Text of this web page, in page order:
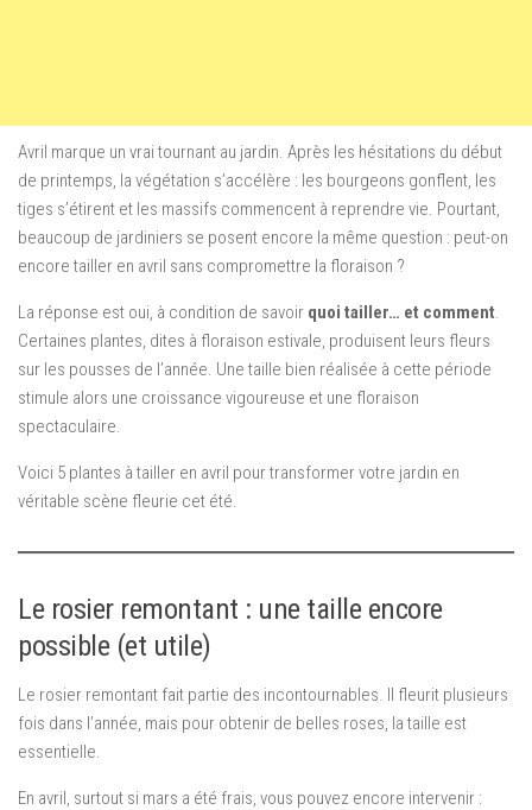
Avril marque un vrai tournant au jardin. Après les hésitations du début
de printemps, la végétation s’accélère : les bourgeons gonflent, les
tiges s’étirent et les massifs commencent à reprendre vie. Pourtant,
beaucoup de jardiniers se posent encore la même question : peut-on
encore tailler en avril sans compromettre la floraison ?
La réponse est oui, à condition de savoir quoi tailler… et comment.
Certaines plantes, dites à floraison estivale, produisent leurs fleurs
sur les pousses de l’année. Une taille bien réalisée à cette période
stimule alors une croissance vigoureuse et une floraison
spectaculaire.
Voici 5 plantes à tailler en avril pour transformer votre jardin en
véritable scène fleurie cet été.
Le rosier remontant : une taille encore
possible (et utile)
Le rosier remontant fait partie des incontournables. Il fleurit plusieurs
fois dans l’année, mais pour obtenir de belles roses, la taille est
essentielle.
En avril, surtout si mars a été frais, vous pouvez encore intervenir :